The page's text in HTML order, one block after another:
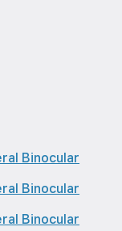
Binocular
Binocular
Binocular